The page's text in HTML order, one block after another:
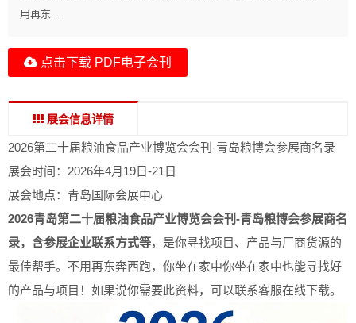
用再东...
点击下载 PDF电子会刊
展会信息详情
2026第二十届粮油食品产业博览会会刊-青岛粮博会参展商名录
展会时间：2026年4月19日-21日
展会地点：青岛国际会展中心
2026青岛第二十届粮油食品产业博览会会刊-青岛粮博会参展商名
录，含参展企业联系方式等，是你寻找项目、产品与厂商货源的
最佳帮手。不用再东奔西跑，你坐在家中你坐在家中也能寻找好
的产品与项目！如果说你需要此资料，可以联系客服在线下载。